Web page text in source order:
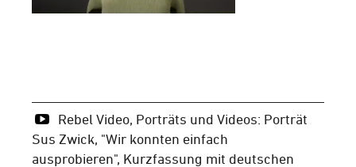
Rebel Video, Porträts und Videos: Porträt
Sus Zwick, "Wir konnten einfach
ausprobieren", Kurzfassung mit deutschen